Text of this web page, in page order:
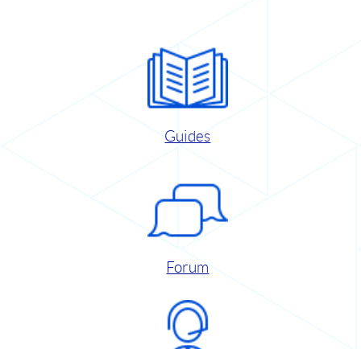
Guides
Forum